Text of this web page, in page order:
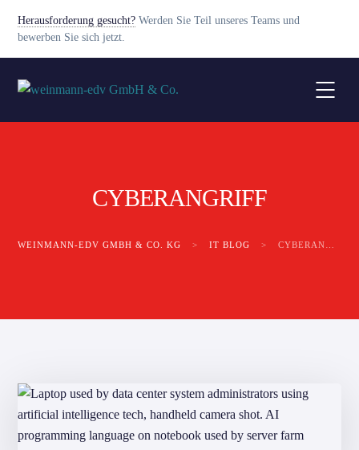
Herausforderung gesucht? Werden Sie Teil unseres Teams und
bewerben Sie sich jetzt.
CYBERANGRIFF
WEINMANN-EDV GMBH & CO. KG > IT BLOG > CYBERANGRIFF